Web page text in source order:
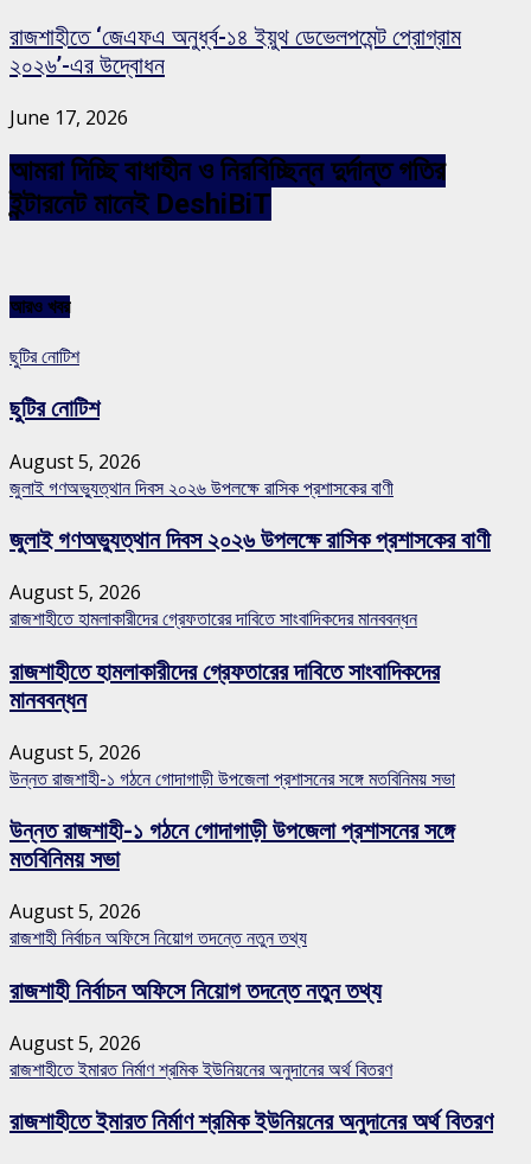
রাজশাহীতে ‘জেএফএ অনুর্ধ্ব-১৪ ইয়ুথ ডেভেলপমেন্ট প্রোগ্রাম
২০২৬’-এর উদ্বোধন
June 17, 2026
আমরা দিচ্ছি বাধাহীন ও নিরবিচ্ছিন্ন দুর্দান্ত গতির
ইন্টারনেট মানেই DeshiBiT
আরও খবর
ছুটির নোটিশ
ছুটির নোটিশ
August 5, 2026
জুলাই গণঅভ্যুত্থান দিবস ২০২৬ উপলক্ষে রাসিক প্রশাসকের বাণী
জুলাই গণঅভ্যুত্থান দিবস ২০২৬ উপলক্ষে রাসিক প্রশাসকের বাণী
August 5, 2026
রাজশাহীতে হামলাকারীদের গ্রেফতারের দাবিতে সাংবাদিকদের মানববন্ধন
রাজশাহীতে হামলাকারীদের গ্রেফতারের দাবিতে সাংবাদিকদের
মানববন্ধন
August 5, 2026
উন্নত রাজশাহী-১ গঠনে গোদাগাড়ী উপজেলা প্রশাসনের সঙ্গে মতবিনিময় সভা
উন্নত রাজশাহী-১ গঠনে গোদাগাড়ী উপজেলা প্রশাসনের সঙ্গে
মতবিনিময় সভা
August 5, 2026
রাজশাহী নির্বাচন অফিসে নিয়োগ তদন্তে নতুন তথ্য
রাজশাহী নির্বাচন অফিসে নিয়োগ তদন্তে নতুন তথ্য
August 5, 2026
রাজশাহীতে ইমারত নির্মাণ শ্রমিক ইউনিয়নের অনুদানের অর্থ বিতরণ
রাজশাহীতে ইমারত নির্মাণ শ্রমিক ইউনিয়নের অনুদানের অর্থ বিতরণ